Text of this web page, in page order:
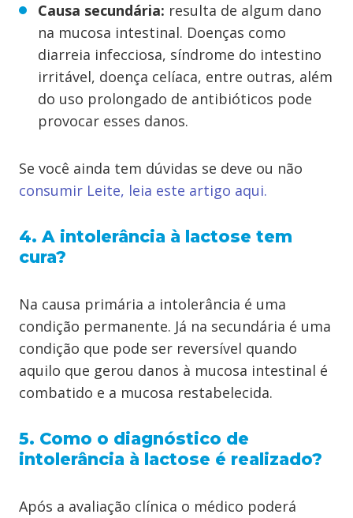
Causa secundária: resulta de algum dano
na mucosa intestinal. Doenças como
diarreia infecciosa, síndrome do intestino
irritável, doença celíaca, entre outras, além
do uso prolongado de antibióticos pode
provocar esses danos.
Se você ainda tem dúvidas se deve ou não
consumir Leite, leia este artigo aqui.
4. A intolerância à lactose tem
cura?
Na causa primária a intolerância é uma
condição permanente. Já na secundária é uma
condição que pode ser reversível quando
aquilo que gerou danos à mucosa intestinal é
combatido e a mucosa restabelecida.
5. Como o diagnóstico de
intolerância à lactose é realizado?
Após a avaliação clínica o médico poderá